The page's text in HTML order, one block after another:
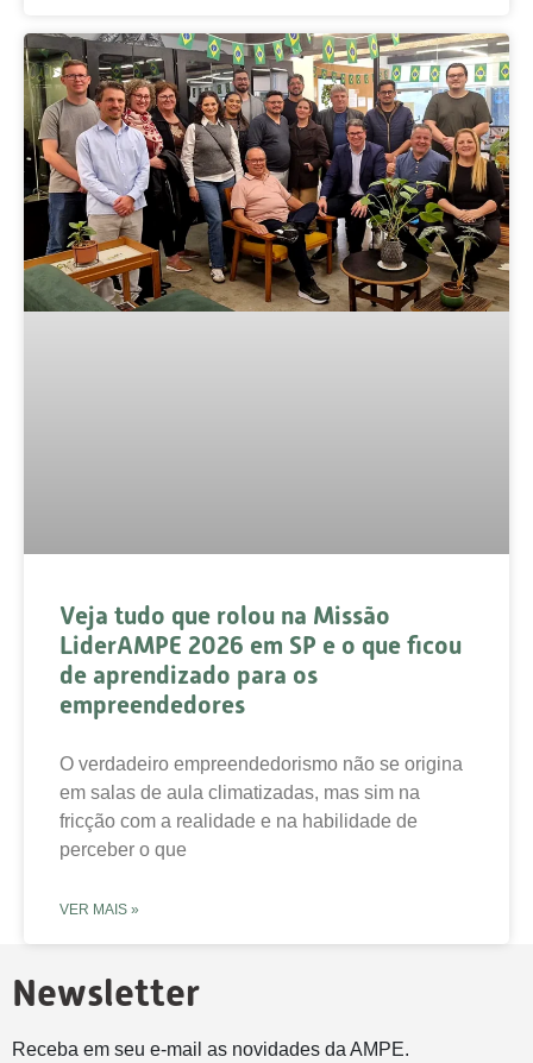
Veja tudo que rolou na Missão
LiderAMPE 2026 em SP e o que ficou
de aprendizado para os
empreendedores
O verdadeiro empreendedorismo não se origina
em salas de aula climatizadas, mas sim na
fricção com a realidade e na habilidade de
perceber o que
VER MAIS »
Newsletter
Receba em seu e-mail as novidades da AMPE.